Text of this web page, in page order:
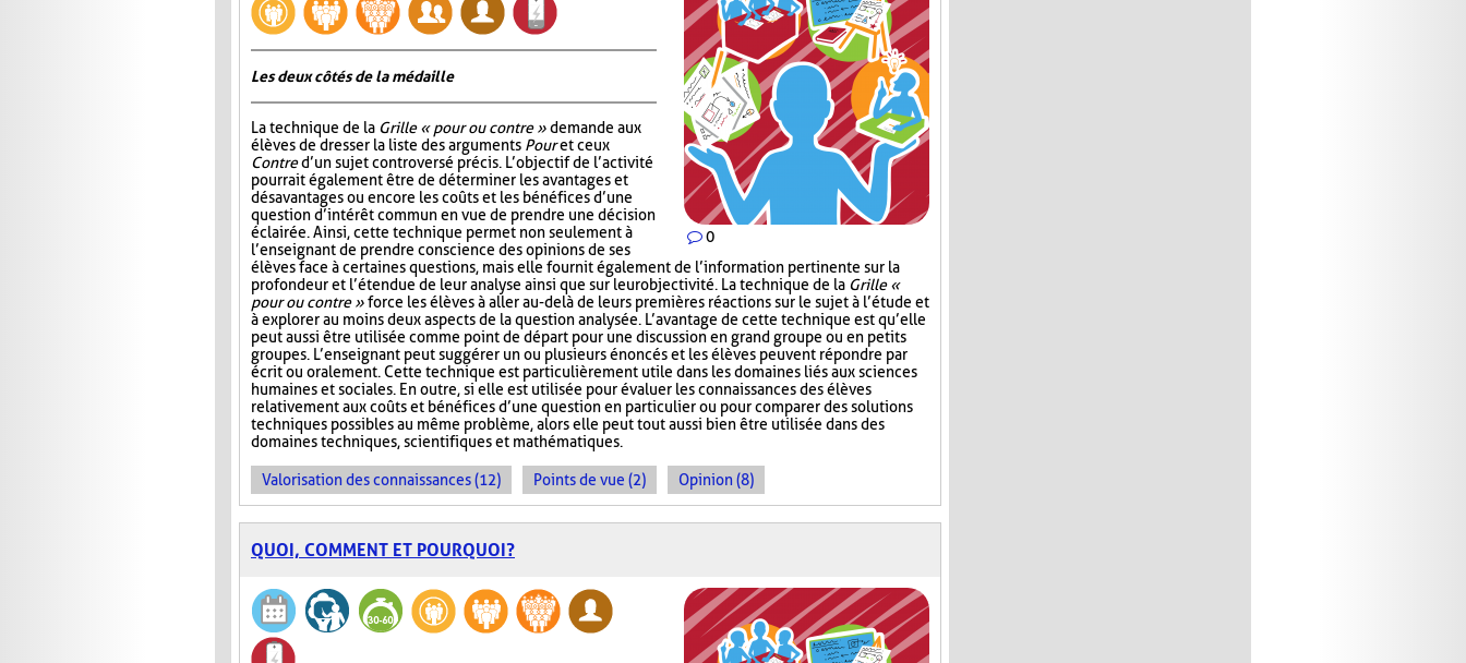
0
Les deux côtés de la médaille
La technique de la Grille « pour ou contre »demande aux
élèves de dresser la liste des arguments Pouret ceux
Contred’un sujet controversé précis. L’objectif de l’activité
pourrait également être de déterminer les avantages et
désavantages ou encore les coûts et les bénéfices d’une
question d’intérêt commun en vue de prendre une décision
éclairée. Ainsi, cette technique permet non seulement à
l’enseignant de prendre conscience des opinions de ses
élèves face à certaines questions, mais elle fournit également de l’information pertinente sur la
profondeur et l’étendue de leur analyse ainsi que sur leur objectivité. La technique de la Grille «
pour ou contre »force les élèves à aller au-delà de leurs premières réactions sur le sujet à l’étude et
à explorer au moins deux aspects de la question analysée. L’avantage de cette technique est qu’elle
peut aussi être utilisée comme point de départ pour une discussion en grand groupe ou en petits
groupes. L’enseignant peut suggérer un ou plusieurs énoncés et les élèves peuvent répondre par
écrit ou oralement. Cette technique est particulièrement utile dans les domaines liés aux sciences
humaines et sociales. En outre, si elle est utilisée pour évaluer les connaissances des élèves
relativement aux coûts et bénéfices d’une question en particulier ou pour comparer des solutions
techniques possibles au même problème, alors elle peut tout aussi bien être utilisée dans des
domaines techniques, scientifiques et mathématiques.
Valorisation des connaissances (12) Points de vue (2) Opinion (8)
QUOI, COMMENT ET POURQUOI?